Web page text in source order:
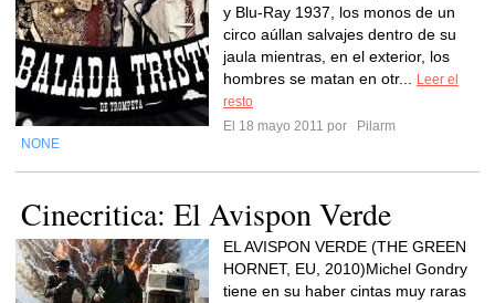
y Blu-Ray 1937, los monos de un
circo aúllan salvajes dentro de su
jaula mientras, en el exterior, los
hombres se matan en otr...
Leer el
resto
El 18 mayo 2011 por
Pilarm
NONE
Cinecritica: El Avispon Verde
EL AVISPON VERDE (THE GREEN
HORNET, EU, 2010)Michel Gondry
tiene en su haber cintas muy raras